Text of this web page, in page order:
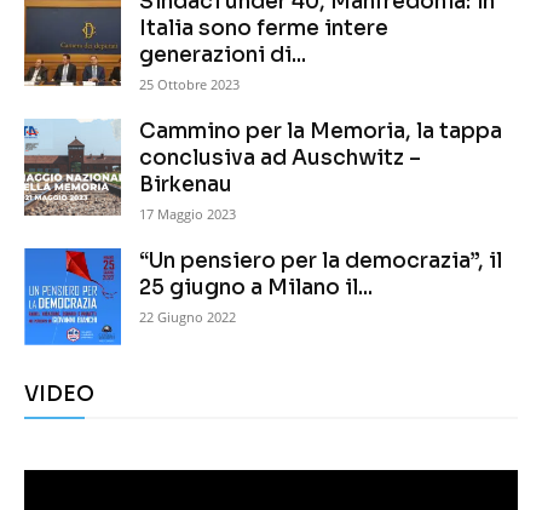
Italia sono ferme intere
generazioni di...
25 Ottobre 2023
Cammino per la Memoria, la tappa
conclusiva ad Auschwitz –
Birkenau
17 Maggio 2023
“Un pensiero per la democrazia”, il
25 giugno a Milano il...
22 Giugno 2022
VIDEO